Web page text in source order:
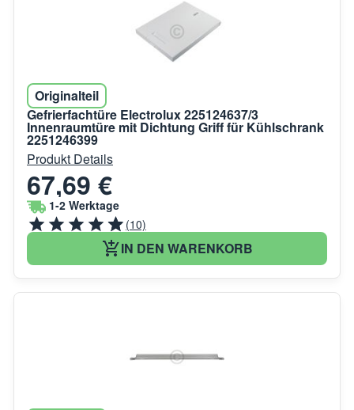
Originalteil
Gefrierfachtüre Electrolux 225124637/3
Innenraumtüre mit Dichtung Griff für Kühlschrank
2251246399
Produkt Details
67,69 €
1-2 Werktage
(10)
IN DEN WARENKORB